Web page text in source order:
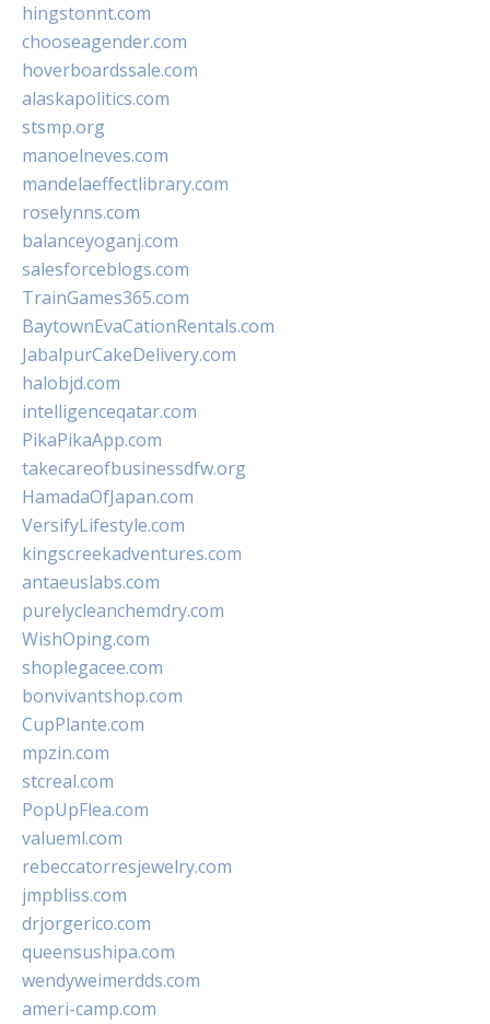
hingstonnt.com
chooseagender.com
hoverboardssale.com
alaskapolitics.com
stsmp.org
manoelneves.com
mandelaeffectlibrary.com
roselynns.com
balanceyoganj.com
salesforceblogs.com
TrainGames365.com
BaytownEvaCationRentals.com
JabalpurCakeDelivery.com
halobjd.com
intelligenceqatar.com
PikaPikaApp.com
takecareofbusinessdfw.org
HamadaOfJapan.com
VersifyLifestyle.com
kingscreekadventures.com
antaeuslabs.com
purelycleanchemdry.com
WishOping.com
shoplegacee.com
bonvivantshop.com
CupPlante.com
mpzin.com
stcreal.com
PopUpFlea.com
valueml.com
rebeccatorresjewelry.com
jmpbliss.com
drjorgerico.com
queensushipa.com
wendyweimerdds.com
ameri-camp.com